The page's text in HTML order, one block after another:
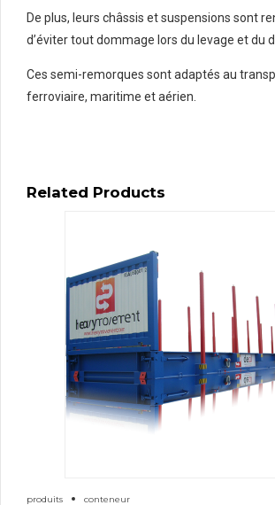
De plus, leurs châssis et suspensions sont
d’éviter tout dommage lors du levage et du
Ces semi-remorques sont adaptés au
ferroviaire, maritime et aérien.
Related Products
produits conteneur